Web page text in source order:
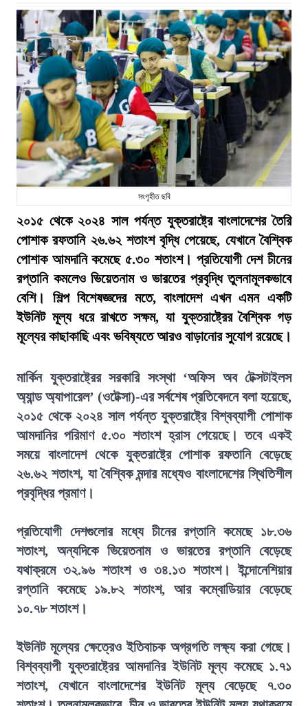
সংগৃহীত ছবি
২০১৫ থেকে ২০২৪ সাল পর্যন্ত যুক্তরাষ্ট্রে বাংলাদেশের তৈরি
পোশাক রফতানি ২৬.৬২ শতাংশ বৃদ্ধি পেয়েছে, যেখানে বৈশ্বিক
পোশাক আমদানি কমেছে ৫.৩০ শতাংশ। প্রতিযোগী দেশ চীনের
রপ্তানি কমলেও ভিয়েতনাম ও ভারতের প্রবৃদ্ধি তুলনামূলকভাবে
বেশি। শিল্প বিশেষজ্ঞদের মতে, বাংলাদেশ এখন এমন একটি
ইউনিট মূল্য ধরে রাখতে সক্ষম, যা যুক্তরাষ্ট্রের বৈশ্বিক গড়
মূল্যের কাছাকাছি এবং ভবিষ্যতে আরও বাড়ানোর সুযোগ রয়েছে।
মার্কিন যুক্তরাষ্ট্রের সরকারি সংস্থা ‘অফিস অব টেক্সটাইলস
অ্যান্ড অ্যাপারেল’ (ওটেক্সা)-এর সর্বশেষ প্রতিবেদনে বলা হয়েছে,
২০১৫ থেকে ২০২৪ সাল পর্যন্ত যুক্তরাষ্ট্রে বিশ্বব্যাপী পোশাক
আমদানির পরিমাণ ৫.৩০ শতাংশ হ্রাস পেয়েছে। তবে একই
সময়ে বাংলাদেশ থেকে যুক্তরাষ্ট্রে পোশাক রফতানি বেড়েছে
২৬.৬২ শতাংশ, যা বৈশ্বিক মন্দার মধ্যেও বাংলাদেশের স্থিতিশীল
প্রবৃদ্ধির প্রমাণ।
প্রতিযোগী দেশগুলোর মধ্যে চীনের রপ্তানি কমেছে ১৮.৩৬
শতাংশ, অন্যদিকে ভিয়েতনাম ও ভারতের রপ্তানি বেড়েছে
যথাক্রমে ৩২.৯৬ শতাংশ ও ৩৪.১৩ শতাংশ। ইন্দোনেশিয়ার
রপ্তানি কমেছে ১৯.৮২ শতাংশ, আর কম্বোডিয়ার বেড়েছে
১০.৭৮ শতাংশ।
ইউনিট মূল্যের ক্ষেত্রেও ইতিবাচক অগ্রগতি লক্ষ্য করা গেছে।
বিশ্বব্যাপী যুক্তরাষ্ট্রের আমদানির ইউনিট মূল্য কমেছে ১.৭১
শতাংশ, যেখানে বাংলাদেশের ইউনিট মূল্য বেড়েছে ৭.৩০